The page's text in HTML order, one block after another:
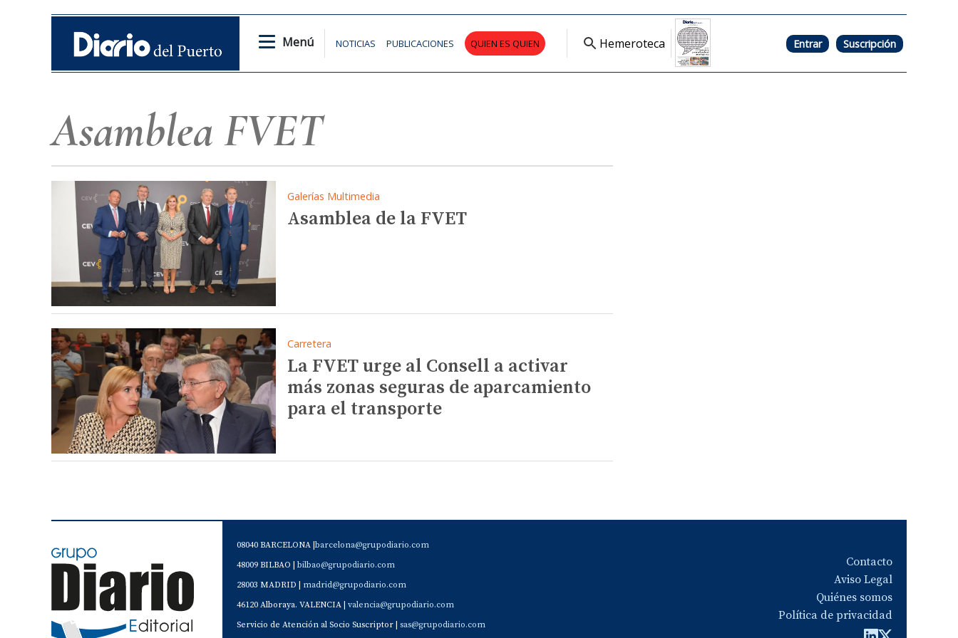
Menú NOTICIAS PUBLICACIONES QUIEN ES QUIEN Hemeroteca Entrar Suscripción
Asamblea FVET
Galerías Multimedia
Asamblea de la FVET
Carretera
La FVET urge al Consell a activar
más zonas seguras de aparcamiento
para el transporte
08040 BARCELONA |barcelona@grupodiario.com
48009 BILBAO | bilbao@grupodiario.com
28003 MADRID | madrid@grupodiario.com
46120 Alboraya. VALENCIA | valencia@grupodiario.com
Servicio de Atención al Socio Suscriptor | sas@grupodiario.com
Contacto
Aviso Legal
Quiénes somos
Política de privacidad